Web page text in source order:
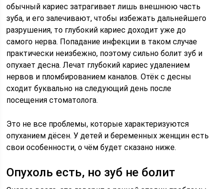
обычный кариес затрагивает лишь внешнюю часть
зуба, и его залечивают, чтобы избежать дальнейшего
разрушения, то глубокий кариес доходит уже до
самого нерва. Попадание инфекции в таком случае
практически неизбежно, поэтому сильно болит зуб и
опухает десна. Лечат глубокий кариес удалением
нервов и пломбированием каналов. Отёк с десны
сходит буквально на следующий день после
посещения стоматолога.
Это не все проблемы, которые характеризуются
опуханием дёсен. У детей и беременных женщин есть
свои особенности, о чём будет сказано ниже.
Опухоль есть, но зуб не болит